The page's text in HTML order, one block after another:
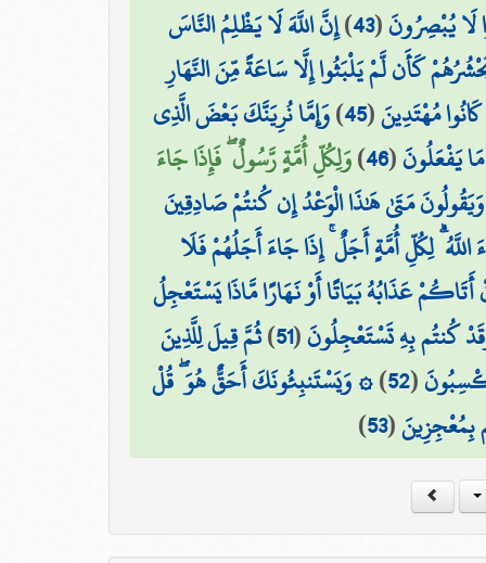
لَا يُبْصِرُونَ(
43
)إِنَّ اللَّهَ لَا يَظْلِمُ النَّاسَ
كَأَن لَّمْ يَلْبَثُوا إِلَّا سَاعَةً مِّنَ النَّهَارِ
مُهْتَدِينَ(
45
)وَإِمَّا نُرِيَنَّكَ بَعْضَ الَّذِي
يَفْعَلُونَ(
46
)وَلِكُلِّ أُمَّةٍ رَّسُولٌ ۖ فَإِذَا جَاءَ
وَيَقُولُونَ مَتَىٰ هَٰذَا الْوَعْدُ إِن كُنتُمْ صَادِقِينَ
لِكُلِّ أُمَّةٍ أَجَلٌ ۚ إِذَا جَاءَ أَجَلُهُمْ فَلَا
أَتَاكُمْ عَذَابُهُ بَيَاتًا أَوْ نَهَارًا مَّاذَا يَسْتَعْجِلُ
كُنتُم بِهِ تَسْتَعْجِلُونَ(
51
)ثُمَّ قِيلَ لِلَّذِينَ
(
52
)۞ وَيَسْتَنبِئُونَكَ أَحَقٌّ هُوَ ۖ قُلْ
بِمُعْجِزِينَ(
53
)